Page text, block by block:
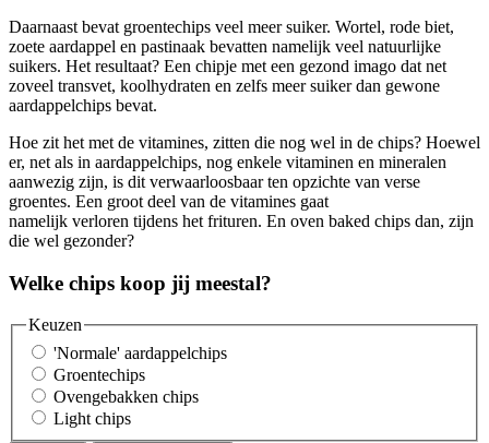
Daarnaast bevat groentechips veel meer suiker. Wortel, rode biet,
zoete aardappel en pastinaak bevatten namelijk veel natuurlijke
suikers. Het resultaat? Een chipje met een gezond imago dat net
zoveel transvet, koolhydraten en zelfs meer suiker dan gewone
aardappelchips bevat.
Hoe zit het met de vitamines, zitten die nog wel in de chips? Hoewel
er, net als in aardappelchips, nog enkele vitaminen en mineralen
aanwezig zijn, is dit verwaarloosbaar ten opzichte van verse
groentes. Een groot deel van de vitamines gaat
namelijk verloren tijdens het frituren. En oven baked chips dan, zijn
die wel gezonder?
Welke chips koop jij meestal?
Keuzen
'Normale' aardappelchips
Groentechips
Ovengebakken chips
Light chips